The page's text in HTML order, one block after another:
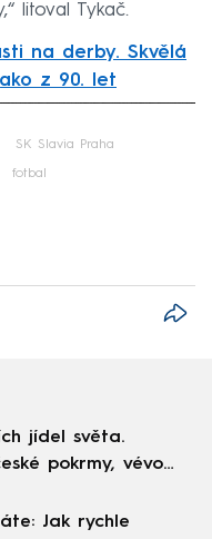
litoval Tykač.
na derby. Skvělá
z 90. let
SK Slavia Praha
fotbal
jídel světa.
pokrmy, vévodí
Jak rychle